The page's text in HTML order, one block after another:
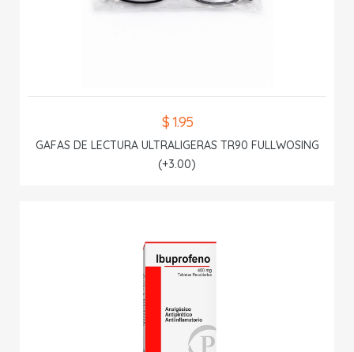
$ 1.95
GAFAS DE LECTURA ULTRALIGERAS TR90 FULLWOSING
(+3.00)